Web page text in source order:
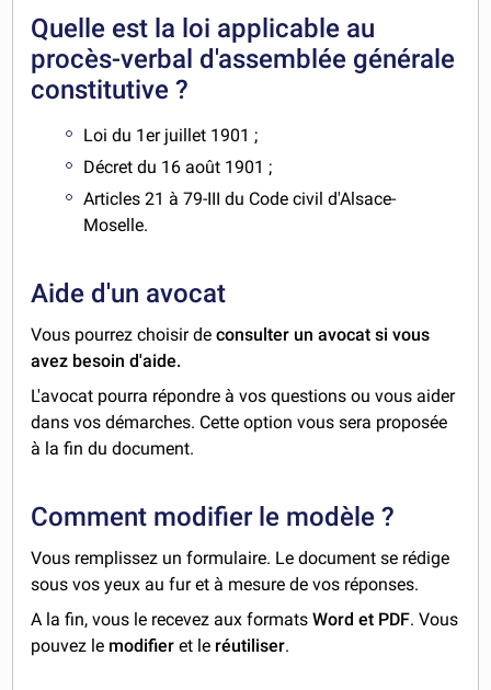
Quelle est la loi applicable au
procès-verbal d'assemblée générale
constitutive ?
Loi du 1er juillet 1901 ;
Décret du 16 août 1901 ;
Articles 21 à 79-III du Code civil d'Alsace-
Moselle.
Aide d'un avocat
Vous pourrez choisir deconsulter un avocat si vous
avez besoin d'aide.
L'avocat pourra répondre à vos questions ou vous aider
dans vos démarches. Cette option vous sera proposée
à la fin du document.
Comment modifier le modèle ?
Vous remplissez un formulaire. Le document se rédige
sous vos yeux au fur et à mesure de vos réponses.
A la fin, vous le recevez aux formatsWord et PDF. Vous
pouvez le modifier et le réutiliser.